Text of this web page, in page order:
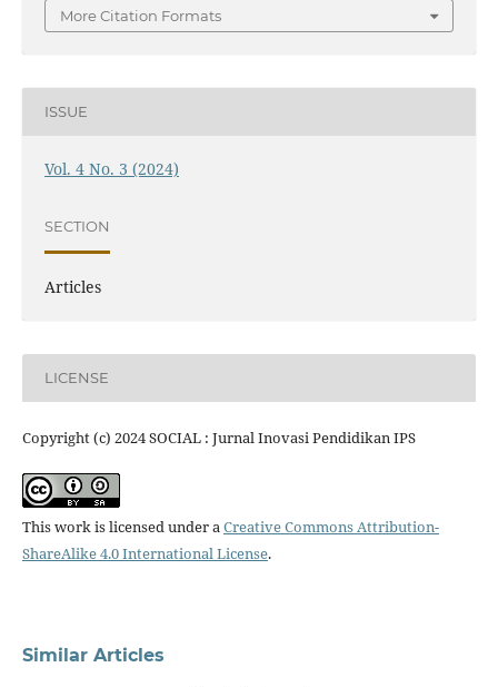
More Citation Formats
ISSUE
Vol. 4 No. 3 (2024)
SECTION
Articles
LICENSE
Copyright (c) 2024 SOCIAL : Jurnal Inovasi Pendidikan IPS
This work is licensed under aCreative Commons Attribution-
ShareAlike 4.0 International License.
Similar Articles